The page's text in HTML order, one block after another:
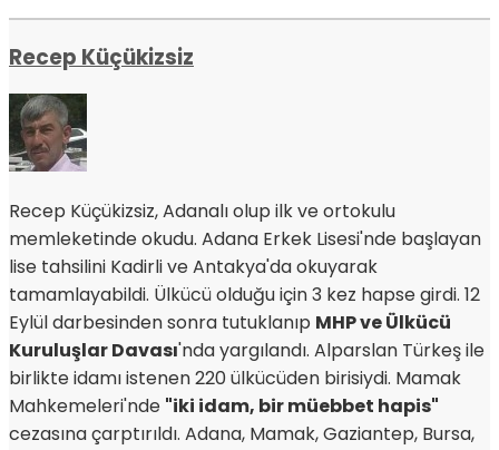
Recep Küçükizsiz
Recep Küçükizsiz, Adanalı olup ilk ve ortokulu
memleketinde okudu. Adana Erkek Lisesi'nde başlayan
lise tahsilini Kadirli ve Antakya'da okuyarak
tamamlayabildi. Ülkücü olduğu için 3 kez hapse girdi. 12
Eylül darbesinden sonra tutuklanıp MHP ve Ülkücü
Kuruluşlar Davası'nda yargılandı. Alparslan Türkeş ile
birlikte idamı istenen 220 ülkücüden birisiydi. Mamak
Mahkemeleri'nde "iki idam, bir müebbet hapis"
cezasına çarptırıldı. Adana, Mamak, Gaziantep, Bursa,